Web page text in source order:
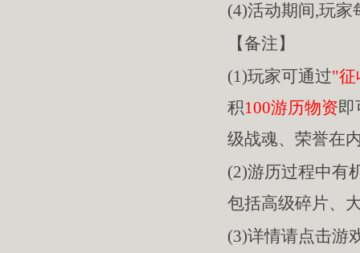
(4)活动期间,玩家
【备注】
(1)玩家可通过"征
积100游历物资即
级战魂、荣誉在
(2)游历过程中有
包括高级碎片、
(3)详情请点击游